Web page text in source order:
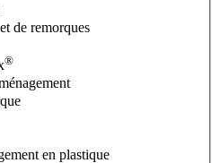
de remorques
®
en plastique